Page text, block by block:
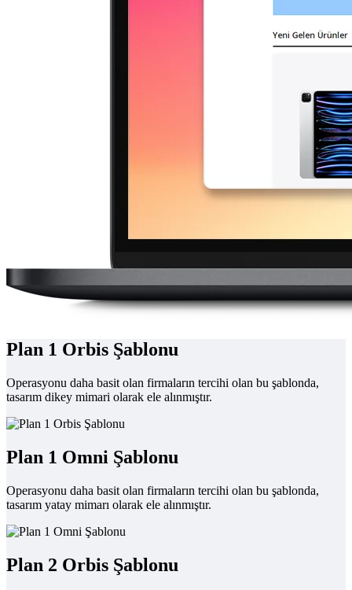
Plan 1 Orbis Şablonu
Operasyonu daha basit olan firmaların tercihi olan bu şablonda,
tasarım dikey mimari olarak ele alınmıştır.
Plan 1 Omni Şablonu
Operasyonu daha basit olan firmaların tercihi olan bu şablonda,
tasarım yatay mimarı olarak ele alınmıştır.
Plan 2 Orbis Şablonu